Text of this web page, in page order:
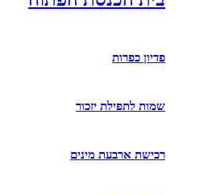
פדיון כפרות
שמות לתפילת יזכור
רכישת ארבעת מינים